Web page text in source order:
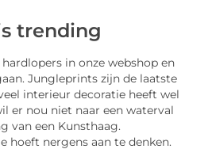
trending
in onze webshop en
Jungleprints zijn de laatste
interieur decoratie heeft wel
er nou niet naar een waterval
van een Kunsthaag.
hoeft nergens aan te denken.